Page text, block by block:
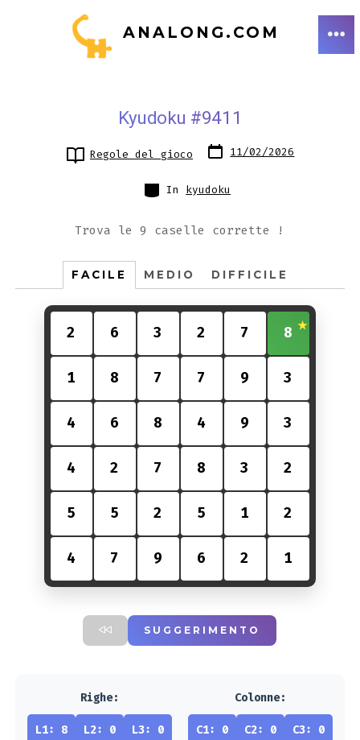
ANALONG.COM
Kyudoku #9411
Regole del gioco
Data
articolo11/02/2026
Categorie
In kyudoku
Trova le 9 caselle corrette !
FACILE MEDIO DIFFICILE
2 6 3 2 7 8
1 8 7 7 9 3
4 6 8 4 9 3
4 2 7 8 3 2
5 5 2 5 1 2
4 7 9 6 2 1
SUGGERIMENTO
Righe:
L1: 8 L2: 0 L3: 0
Colonne:
C1: 0 C2: 0 C3: 0